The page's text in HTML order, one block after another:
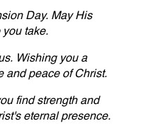
Day. May His
take.
Wishing you a
and peace of Christ.
find strength and
eternal presence.